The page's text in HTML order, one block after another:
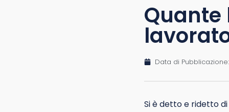
Data di Pubblicazione:
Si è detto e ridetto